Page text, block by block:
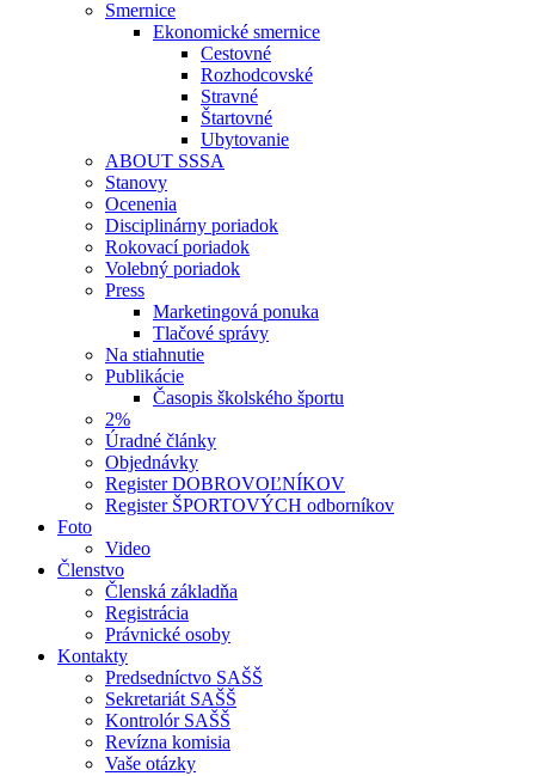
Smernice
Ekonomické smernice
Cestovné
Rozhodcovské
Stravné
Štartovné
Ubytovanie
ABOUT SSSA
Stanovy
Ocenenia
Disciplinárny poriadok
Rokovací poriadok
Volebný poriadok
Press
Marketingová ponuka
Tlačové správy
Na stiahnutie
Publikácie
Časopis školského športu
2%
Úradné články
Objednávky
Register DOBROVOĽNÍKOV
Register ŠPORTOVÝCH odborníkov
Foto
Video
Členstvo
Členská základňa
Registrácia
Právnické osoby
Kontakty
Predsedníctvo SAŠŠ
Sekretariát SAŠŠ
Kontrolór SAŠŠ
Revízna komisia
Vaše otázky